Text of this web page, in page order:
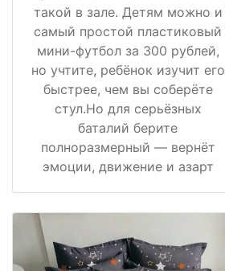
такой в зале. Детям можно и
самый простой пластиковый
мини-футбол за 300 рублей,
но учтите, ребёнок изучит его
быстрее, чем вы соберёте
стул.Но для серьёзных
баталий берите
полноразмерный — вернёт
эмоции, движение и азарт